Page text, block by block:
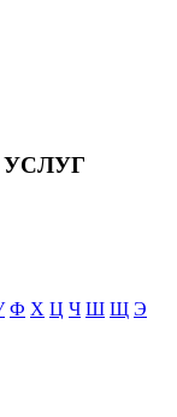
Ф Х Ц Ч Ш Щ Э